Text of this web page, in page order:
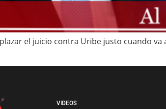
el juicio contra Uribe justo cuando
VIDEOS